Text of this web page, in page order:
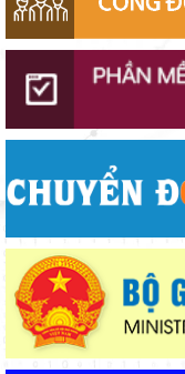
chính sách giáo dục
Sở Giáo dục và Đào tạo Lâm Đồng đẩy mạnh cải cách hành
chính gắn với áp dụng
năm học 2026–2027
công lập tại các địa
Lâm Đồng chủ động
Khởi đầu định hướng
Sáng đèn công
Gieo mầm hiếu học
Thắp sáng văn hóa